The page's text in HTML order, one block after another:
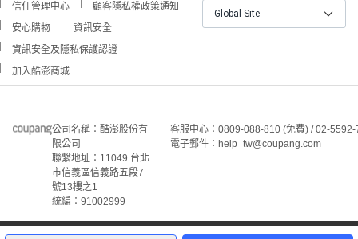
信任管理中心
顧客隱私權政策通知
安心購物
資訊安全
資訊安全及隱私保護認證
加入酷澎商城
Global Site
公司名稱：酷澎股份有
限公司
聯繫地址：11049 台北
市信義區信義路五段7
號13樓之1
統編：91002999
客服中心：0809-088-810 (免費) / 02-
電子郵件：help_tw@coupang.com
©Coupang Taiwan Co., Ltd. 保留所有權利。